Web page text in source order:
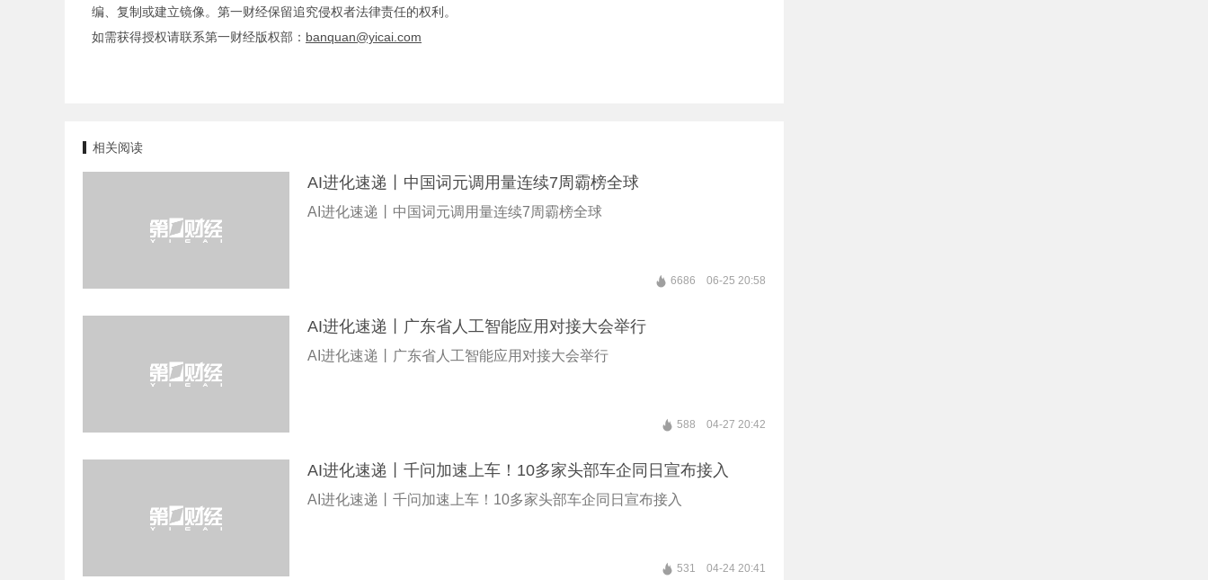
编、复制或建立镜像。第一财经保留追究侵权者法律责任的权利。
如需获得授权请联系第一财经版权部： banquan@yicai.com
相关阅读
AI进化速递丨中国词元调用量连续7周霸榜全球
AI进化速递丨中国词元调用量连续7周霸榜全球
6686 06-25 20:58
AI进化速递丨广东省人工智能应用对接大会举行
AI进化速递丨广东省人工智能应用对接大会举行
588 04-27 20:42
AI进化速递丨千问加速上车！10多家头部车企同日宣布接入
AI进化速递丨千问加速上车！10多家头部车企同日宣布接入
531 04-24 20:41